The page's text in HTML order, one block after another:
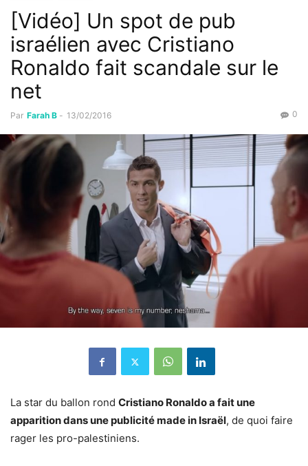
[Vidéo] Un spot de pub
israélien avec Cristiano
Ronaldo fait scandale sur le
net
Par Farah B - 13/02/2016 0
La star du ballon rond Cristiano Ronaldo a fait une
apparition dans une publicité made in Israël, de quoi faire
rager les pro-palestiniens.